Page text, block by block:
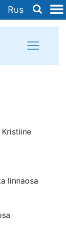
Rus
Kristiine
linnaosa